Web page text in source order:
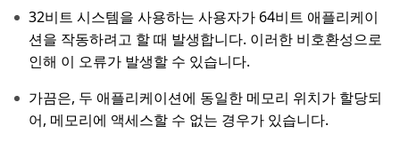
32비트 시스템을 사용하는 사용자가 64비트 애플리케이
션을 작동하려고 할 때 발생합니다. 이러한 비호환성으로
인해 이 오류가 발생할 수 있습니다.
가끔은, 두 애플리케이션에 동일한 메모리 위치가 할당되
어, 메모리에 액세스할 수 없는 경우가 있습니다.